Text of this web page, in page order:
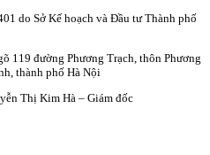
do Sở Kế hoạch và Đầu tư Thành phố
119 đường Phương Trạch, thôn Phương
thành phố Hà Nội
Thị Kim Hà – Giám đốc